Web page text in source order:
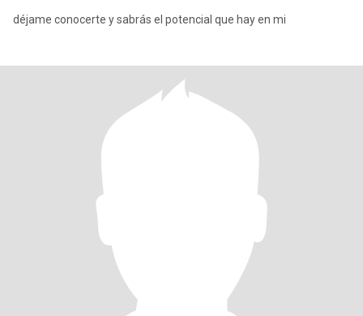
déjame conocerte y sabrás el potencial que hay en mi